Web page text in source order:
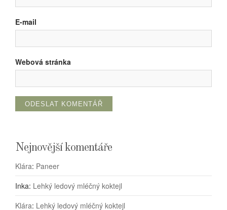
E-mail
Webová stránka
Nejnovější komentáře
Klára: Paneer
Inka: Lehký ledový mléčný koktejl
Klára: Lehký ledový mléčný koktejl